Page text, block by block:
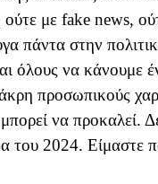
με fake news,
πάντα στην
όλους να κάνουμε
προσωπικούς
να προκαλεί.
2024. Είμαστε